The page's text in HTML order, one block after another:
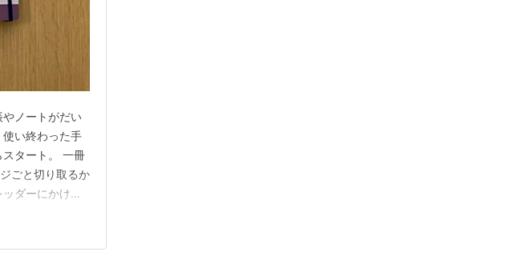
ノートがだい
い終わった手
タート。 一冊
ごと切り取るか
ダーにかける
モや読書した